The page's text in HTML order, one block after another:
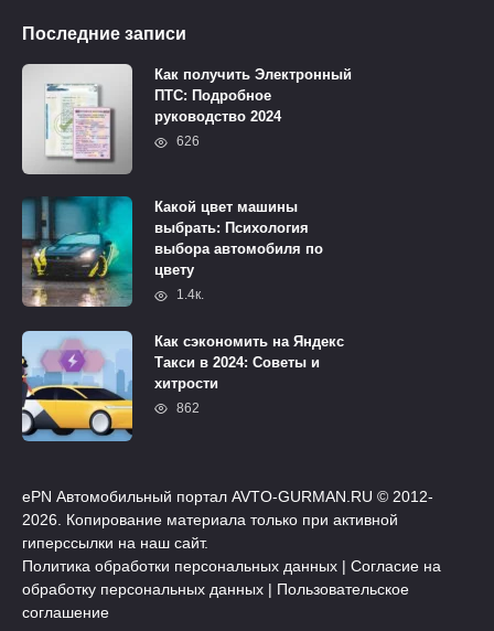
Последние записи
Как получить Электронный
ПТС: Подробное
руководство 2024
626
Какой цвет машины
выбрать: Психология
выбора автомобиля по
цвету
1.4к.
Как сэкономить на Яндекс
Такси в 2024: Советы и
хитрости
862
ePN Автомобильный портал AVTO-GURMAN.RU © 2012-
2026. Копирование материала только при активной
гиперссылки на наш сайт.
Политика обработки персональных данных | Согласие на
обработку персональных данных | Пользовательское
соглашение